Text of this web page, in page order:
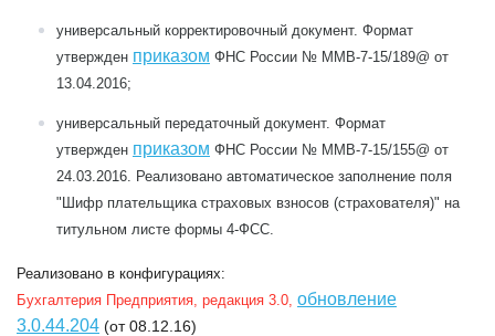
универсальный корректировочный документ. Формат
утвержден приказом ФНС России № ММВ-7-15/189@ от
13.04.2016;
универсальный передаточный документ. Формат
утвержден приказом ФНС России № ММВ-7-15/155@ от
24.03.2016. Реализовано автоматическое заполнение поля
"Шифр плательщика страховых взносов (страхователя)" на
титульном листе формы 4-ФСС.
Реализовано в конфигурациях:
Бухгалтерия Предприятия, редакция 3.0, обновление
3.0.44.204 (от 08.12.16)